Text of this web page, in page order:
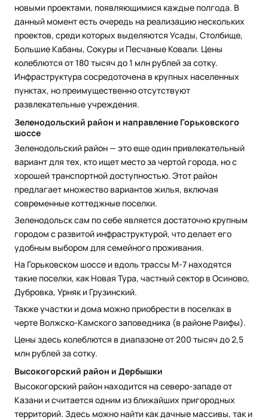
новыми проектами, появляющимися каждые полгода. В
данный момент есть очередь на реализацию нескольких
проектов, среди которых выделяются Усады, Столбище,
Большие Кабаны, Сокуры и Песчаные Ковали. Цены
колеблются от 180 тысяч до 1 млн рублей за сотку.
Инфраструктура сосредоточена в крупных населенных
пунктах, но преимущественно отсутствуют
развлекательные учреждения.
Зеленодольский район и направление Горьковского
шоссе
Зеленодольский район — это еще один привлекательный
вариант для тех, кто ищет место за чертой города, но с
хорошей транспортной доступностью. Этот район
предлагает множество вариантов жилья, включая
современные коттеджные поселки.
Зеленодольск сам по себе является достаточно крупным
городом с развитой инфраструктурой, что делает его
удобным выбором для семейного проживания.
На Горьковском шоссе и вдоль трассы М-7 находятся
такие поселки, как Новая Тура, частный сектор в Осиново,
Дубровка, Урняк и Грузинский.
Также участки и дома можно приобрести в поселках в
черте Волжско-Камского заповедника (в районе Раифы).
Цены здесь колеблются в диапазоне от 200 тысяч до 2,5
млн рублей за сотку.
Высокогорский район и Дербышки
Высокогорский район находится на северо-западе от
Казани и считается одним из ближайших пригородных
территорий. Здесь можно найти как дачные массивы, так и